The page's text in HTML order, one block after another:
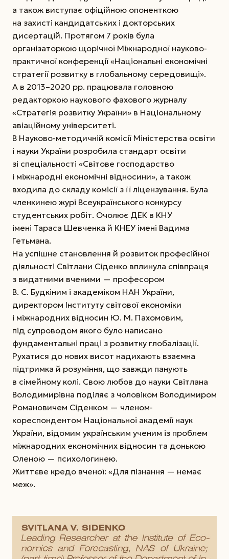
а також виступає офіційною опоненткою
на захисті кандидатських і докторських
дисертацій. Протягом 7 років була
організаторкою щорічної Міжнародної науково-
практичної конференції «Національні економічні
стратегії розвитку в глобальному середовищі».
А в 2013–2020 рр. працювала головною
редакторкою наукового фахового журналу
«Стратегія розвитку України» в Національному
авіаційному університеті.
В Науково-методичній комісії Міністерства освіти
і науки України розробила стандарт освіти
зі спеціальності «Світове господарство
і міжнародні економічні відносини», а також
входила до складу комісії з її ліцензування. Була
членкинею журі Всеукраїнського конкурсу
студентських робіт. Очолює ДЕК в КНУ
імені Тараса Шевченка й КНЕУ імені Вадима
Гетьмана.
На успішне становлення й розвиток професійної
діяльності Світлани Сіденко вплинула співпраця
з видатними вченими — професором
В. С. Будкіним і академіком НАН України,
директором Інституту світової економіки
і міжнародних відносин Ю. М. Пахомовим,
під супроводом якого було написано
фундаментальні праці з розвитку глобалізації.
Рухатися до нових висот надихають взаємна
підтримка й розуміння, що завжди панують
в сімейному колі. Свою любов до науки Світлана
Володимирівна поділяє з чоловіком Володимиром
Романовичем Сіденком — членом-
кореспондентом Національної академії наук
України, відомим українським ученим із проблем
міжнародних економічних відносин та донькою
Оленою — психологинею.
Життєве кредо вченої: «Для пізнання — немає
меж».